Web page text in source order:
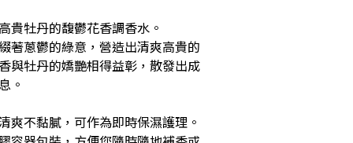
貴牡丹的馥鬱花香調香水。
著蔥鬱的綠意，營造出清爽高貴的
與牡丹的嬌艷相得益彰，散發出成
。
爽不黏膩，可作為即時保濕護理。